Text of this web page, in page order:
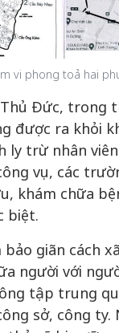
vi phong toả hai
Đức, trong
được ra khỏi
ly trừ nhân
vụ, các
khám chữa
biệt.
giãn cách
người với
tập trung
sở, công ty.